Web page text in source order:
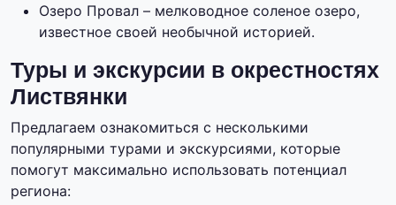
Озеро Провал – мелководное соленое озеро,
известное своей необычной историей.
Туры и экскурсии в окрестностях
Листвянки
Предлагаем ознакомиться с несколькими
популярными турами и экскурсиями, которые
помогут максимально использовать потенциал
региона: